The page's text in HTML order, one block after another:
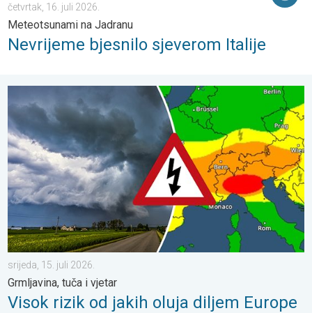
četvrtak, 16. juli 2026.
Meteotsunami na Jadranu
Nevrijeme bjesnilo sjeverom Italije
Visok rizik od jakih oluja diljem Europe. Grmljavina, tuča i
srijeda, 15. juli 2026.
Grmljavina, tuča i vjetar
Visok rizik od jakih oluja diljem Europe